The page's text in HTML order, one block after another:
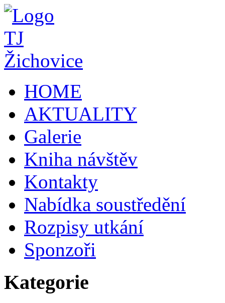
HOME
AKTUALITY
Galerie
Kniha návštěv
Kontakty
Nabídka soustředění
Rozpisy utkání
Sponzoři
Kategorie